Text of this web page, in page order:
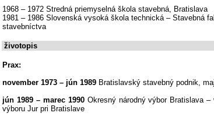
1968 – 1972 Stredná priemyselná škola stavebná, Bratislava
1981 – 1986 Slovenská vysoká škola technická – Stavebná
stavebníctva
životopis
Prax:
november 1973 – jún 1989 Bratislavský stavebný podnik,
jún 1989 – marec 1990Okresný národný výbor Bratislava –
výboru Jur pri Bratislave